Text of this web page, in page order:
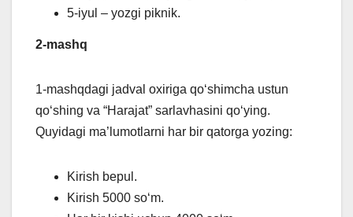
5-iyul – yozgi piknik.
2-mashq
1-mashqdagi jadval oxiriga qoʻshimcha ustun
qo‘shing va “Harajat” sarlavhasini qoʻying.
Quyidagi ma’lumotlarni har bir qatorga yozing:
Kirish bepul.
Kirish 5000 so‘m.